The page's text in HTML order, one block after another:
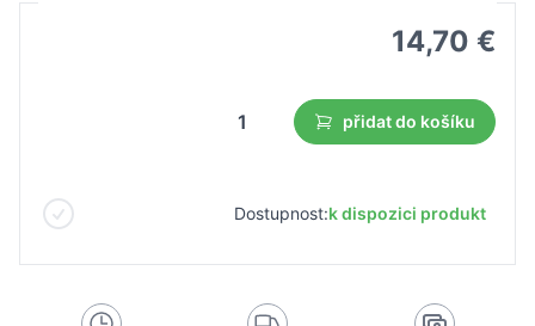
14,70 €
přidat do košíku
Dostupnost:k dispozici produkt